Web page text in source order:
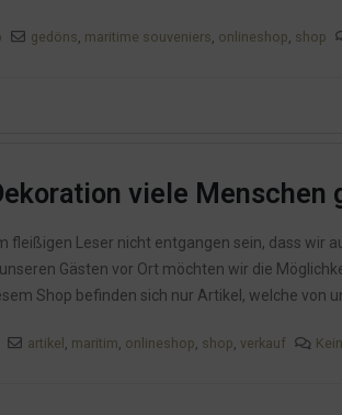
gedöns, maritime souveniers, onlineshop, shop
viele Menschen
fleißigen Leser nicht entgangen sein, dass wir
Gästen vor Ort möchten wir die
Shop befinden sich nur Artikel, welche von
artikel , maritim, onlineshop, shop,verkauf